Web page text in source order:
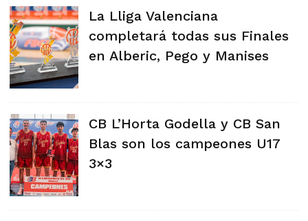
La Lliga Valenciana
completará todas sus Finales
en Alberic, Pego y Manises
CB L’Horta Godella y CB San
Blas son los campeones U17
3×3